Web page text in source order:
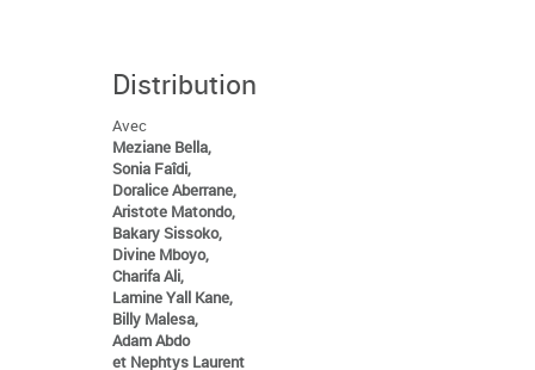
Distribution
Avec
Meziane Bella,
Sonia Faîdi,
Doralice Aberrane,
Aristote Matondo,
Bakary Sissoko,
Divine Mboyo,
Charifa Ali,
Lamine Yall Kane,
Billy Malesa,
Adam Abdo
et Nephtys Laurent